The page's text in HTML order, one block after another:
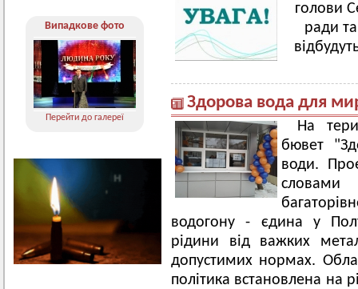
Випадкове фото
Перейти до галереї
голови
ради та
Здорова вода для
На
бювет
води.
водогону - єдина у
рідини від важких
допустимих нормах.
політика встановлена на